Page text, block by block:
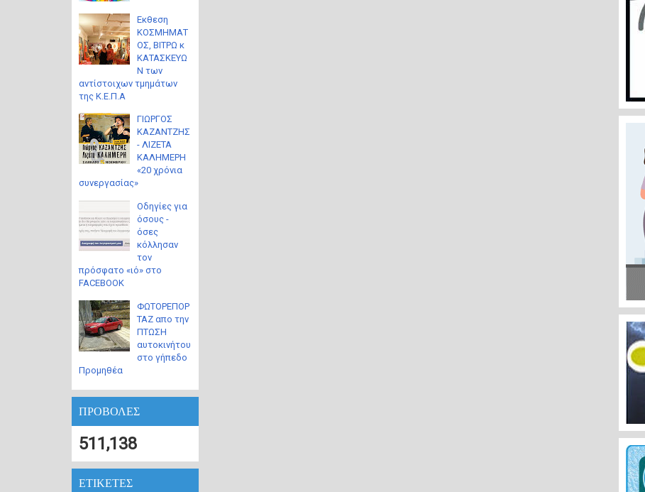
Eκθεση
ΚΟΣΜΗΜΑΤ
ΟΣ, ΒΙΤΡΩ κ
ΚΑΤΑΣΚΕΥΩ
Ν των
αντίστοιχων τμημάτων
της Κ.Ε.Π.Α
ΓΙΩΡΓΟΣ
ΚΑΖΑΝΤΖΗΣ
- ΛΙΖΕΤΑ
ΚΑΛΗΜΕΡΗ
«20 χρόνια
συνεργασίας»
Οδηγίες για
όσους -
όσες
κόλλησαν
τον
πρόσφατο «ιό» στο
FACEBOOK
ΦΩΤΟΡΕΠΟΡ
ΤΑΖ απο την
ΠΤΩΣΗ
αυτοκινήτου
στο γήπεδο
Προμηθέα
ΠΡΟΒΟΛΕΣ
511,138
ΕΤΙΚΕΤΕΣ